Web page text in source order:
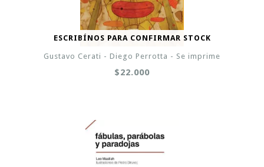
ESCRIBÍNOS PARA CONFIRMAR STOCK
Gustavo Cerati - Diego Perrotta - Se imprime
$22.000